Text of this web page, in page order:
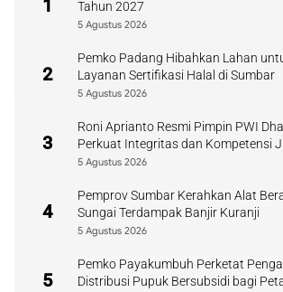
1 Tahun 2027
5 Agustus 2026
2
Pemko Padang Hibahkan Lahan
Layanan Sertifikasi Halal di Sumbar
5 Agustus 2026
3
Roni Aprianto Resmi Pimpin PWI
Perkuat Integritas dan Kompetensi
5 Agustus 2026
4
Pemprov Sumbar Kerahkan Alat
Sungai Terdampak Banjir Kuranji
5 Agustus 2026
5
Pemko Payakumbuh Perketat
Distribusi Pupuk Bersubsidi bagi